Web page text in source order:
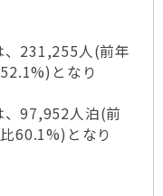
231,255人(前年
となり
97,952人泊(前
60.1%)となり